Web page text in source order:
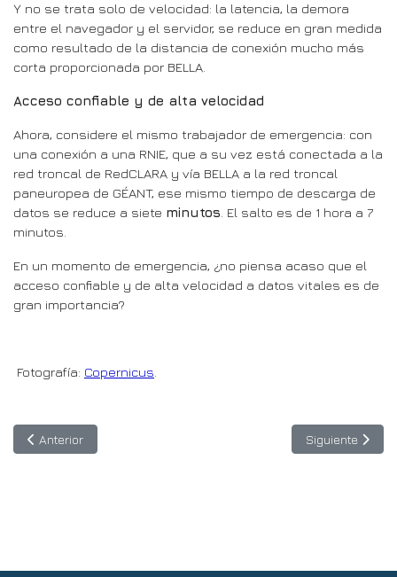
Y no se trata solo de velocidad: la latencia, la demora
entre el navegador y el servidor, se reduce en gran medida
como resultado de la distancia de conexión mucho más
corta proporcionada por BELLA.
Acceso confiable y de alta velocidad
Ahora, considere el mismo trabajador de emergencia: con
una conexión a una RNIE, que a su vez está conectada a la
red troncal de RedCLARA y vía BELLA a la red troncal
paneuropea de GÉANT, ese mismo tiempo de descarga de
datos se reduce a siete minutos . El salto es de 1 hora a 7
minutos.
En un momento de emergencia, ¿no piensa acaso que el
acceso confiable y de alta velocidad a datos vitales es de
gran importancia?
Fotografía: Copernicus
Artículo anterior: BELLA es destacado en una entrevista de la
Anterior Artículo
Siguiente